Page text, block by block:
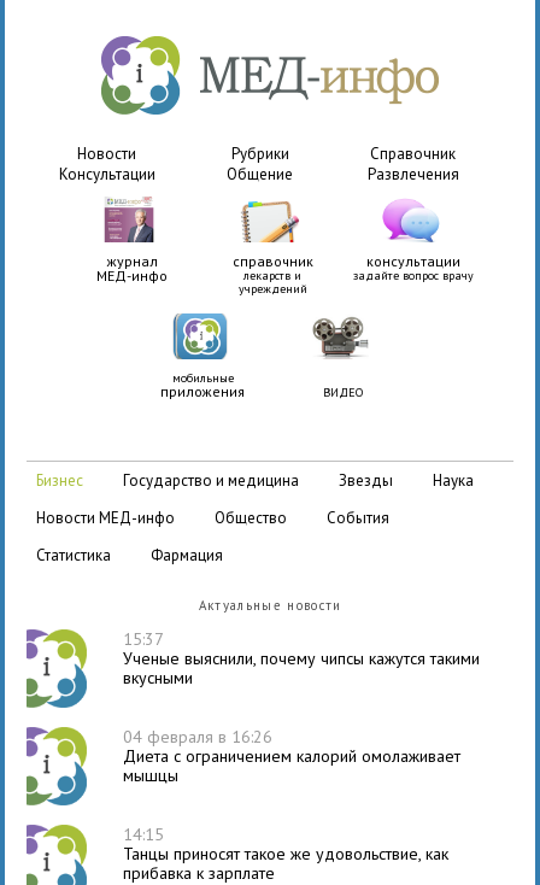
Новости Рубрики
Справочник
Консультации
Общение Развлечения
журнал
МЕД-инфо
справочник
лекарств и
учреждений
консультации
задайте вопрос врачу
мобильные
приложения ВИДЕО
бизнес государство и медицина звезды
наука
новости МЕД-инфо
общество
события
статистика
фармация
Актуальные новости
15:37
Ученые выяснили, почему чипсы кажутся такими
вкусными
04 февраля в 16:26
Диета с ограничением калорий омолаживает
мышцы
14:15
Танцы приносят такое же удовольствие, как
прибавка к зарплате